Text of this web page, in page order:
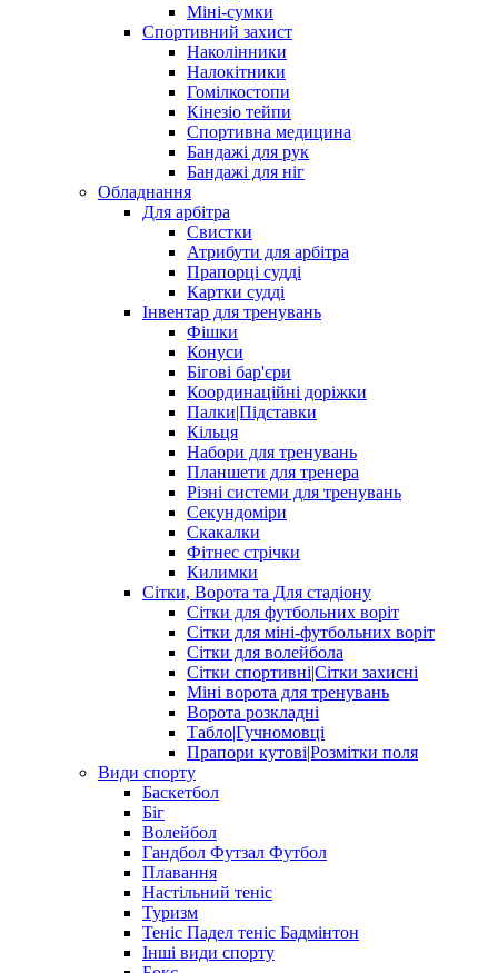
Міні-сумки
Спортивний захист
Наколінники
Налокітники
Гомілкостопи
Кінезіо тейпи
Спортивна медицина
Бандажі для рук
Бандажі для ніг
Обладнання
Для арбітра
Свистки
Атрибути для арбітра
Прапорці судді
Картки судді
Інвентар для тренувань
Фішки
Конуси
Бігові бар'єри
Координаційні доріжки
Палки|Підставки
Кільця
Набори для тренувань
Планшети для тренера
Різні системи для тренувань
Секундоміри
Скакалки
Фітнес стрічки
Килимки
Сітки, Ворота та Для стадіону
Сітки для футбольних воріт
Сітки для міні-футбольних воріт
Сітки для волейбола
Сітки спортивні|Cітки захисні
Міні ворота для тренувань
Ворота розкладні
Табло|Гучномовці
Прапори кутові|Розмітки поля
Види спорту
Баскетбол
Біг
Волейбол
Гандбол Футзал Футбол
Плавання
Настільний теніс
Туризм
Теніс Падел теніс Бадмінтон
Інші види спорту